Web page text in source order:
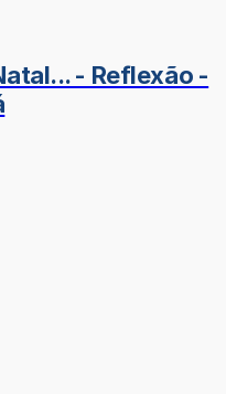
- Reflexão -